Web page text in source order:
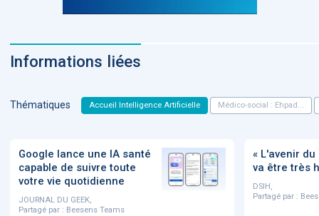
Informations liées
Thématiques Accueil Intelligence Artificielle Médico-social : Ehpad...
Google lance une IA santé
capable de suivre toute
votre vie quotidienne
JOURNAL DU GEEK,
Partagé par : Beesens Teams
« L'avenir
va être très
DSIH,
Partagé par :